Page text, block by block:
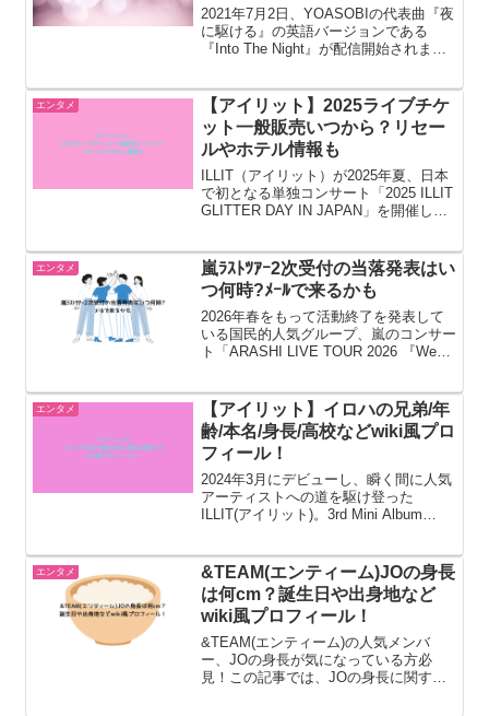
2021年7月2日、YOASOBIの代表曲『夜
に駆ける』の英語バージョンである
『Into The Night』が配信開始されまし
る楽曲だと私は思います。その後もさ
ま...
エンタメ
【アイリット】2025ライブチケ
ット一般販売いつから？リセー
ルやホテル情報も
ILLIT（アイリット）が2025年夏、日本
で初となる単独コンサート「2025 ILLIT
GLITTER DAY IN JAPAN」を開催しま
4公演が予定されています...
エンタメ
嵐ﾗｽﾄﾂｱｰ2次受付の当落発表はい
つ何時?ﾒｰﾙで来るかも
2026年春をもって活動終了を発表して
いる国民的人気グループ、嵐のコンサー
ト「ARASHI LIVE TOUR 2026 『We
年1月14日からスタートし...
エンタメ
【アイリット】イロハの兄弟/年
齢/本名/身長/高校などwiki風プロ
フィール！
2024年3月にデビューし、瞬く間に人気
アーティストへの道を駆け登った
ILLIT(アイリット)。3rd Mini Album
のマンネ（末っ子）として、また「...
エンタメ
&TEAM(エンティーム)JOの身長
は何cm？誕生日や出身地など
wiki風プロフィール！
&TEAM(エンティーム)の人気メンバ
ー、JOの身長が気になっている方必
見！この記事では、JOの身長に関する